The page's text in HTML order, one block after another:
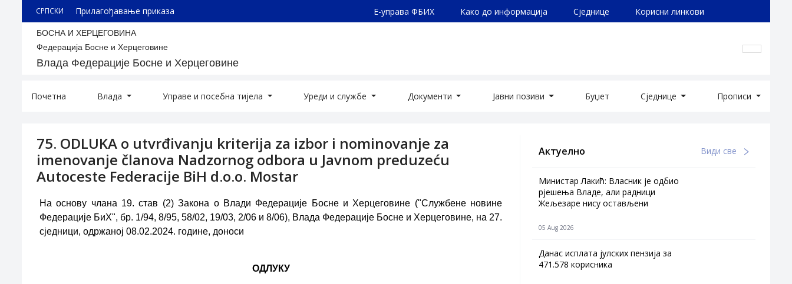
СРПСКИ Прилагођавање приказа Е-управа ФБИХ Како до информација Сједнице Корисни линкови
БОСНА И ХЕРЦЕГОВИНА
Федерација Босне и Херцеговине
Влада Федерације Босне и Херцеговине
Почетна Влада Управе и посебна тијела Уреди и службе Документи Јавни позиви Буџет Сједнице Прописи
75. ODLUKA o utvrđivanju kriterija za izbor i nominovanje za
imenovanje članova Nadzornog odbora u Javnom preduzeću
Autoceste Federacije BiH d.o.o. Mostar
На основу члана 19. став (2) Закона о Влади Федерације Босне и Херцеговине ("Службене новине
Федерације БиХ", бр. 1/94, 8/95, 58/02, 19/03, 2/06 и 8/06), Влада Федерације Босне и Херцеговине, на 27.
сједници, одржаној 08.02.2024. године, доноси
ОДЛУКУ
Актуелно Види све
Министар Лакић: Власник је одбио
рјешења Владе, али радници
Жељезаре нису остављени
05 Aug 2026
Данас исплата јулских пензија за
471.578 корисника